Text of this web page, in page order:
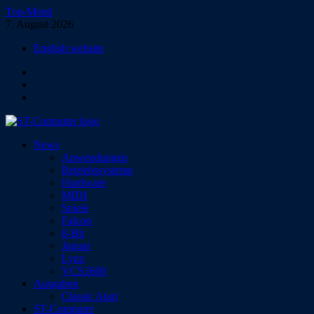
Zum
Inhalt
Top-Menü
7. August 2026
English website
ST-Computer
Das Magazin für Atari-Computer und -Konsolen
News
Anwendungen
Betriebssysteme
Hardware
MIDI
Spiele
Falcon
8-Bit
Jaguar
Lynx
VCS2600
Ausgaben
Classic Atari
ST-Computer